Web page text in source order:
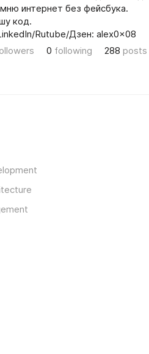
интернет без фейсбука.
код.
Rutube/Дзен: alex0x08
0 following 288 posts